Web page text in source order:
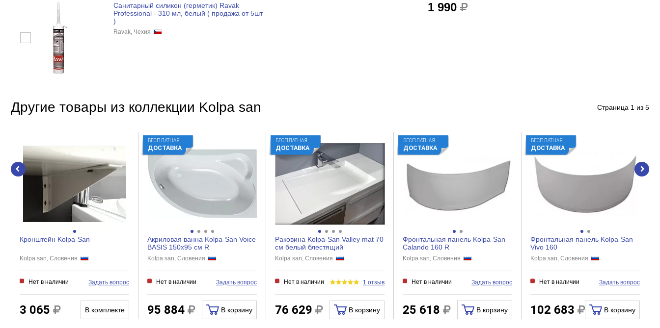
Санитарный силикон (герметик) Ravak
Professional - 310 мл, белый ( продажа от 5шт
)
Ravak, Чехия
1 990
Другие товары из коллекции Kolpa san Страница 1 из 5
Кронштейн Kolpa-San
Kolpa san, Словения
Нет в наличии Задать вопрос
3 065 В комплекте
БЕСПЛАТНАЯ
ДОСТАВКА
Акриловая ванна Kolpa-San Voice
BASIS 150x95 см R
Kolpa san, Словения
Нет в наличии Задать вопрос
95 884 В корзину
БЕСПЛАТНАЯ
ДОСТАВКА
Раковина Kolpa-San Valley mat 70
см белый блестящий
Kolpa san, Словения
Нет в наличии 1 отзыв
76 629 В корзину
БЕСПЛАТНАЯ
ДОСТАВКА
Фронтальная панель Kolpa-San
Calando 160 R
Kolpa san, Словения
Нет в наличии Задать вопрос
25 618 В корзину
БЕСПЛАТНАЯ
ДОСТАВКА
Фронтальная панель Kolpa-San
Vivo 160
Kolpa san, Словения
Нет в наличии Задать вопрос
102 683 В корзину